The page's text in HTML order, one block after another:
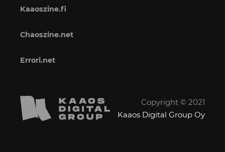
Kaaoszine.fi
Chaoszine.net
Errori.net
Copyright © 2021
Kaaos Digital Group Oy